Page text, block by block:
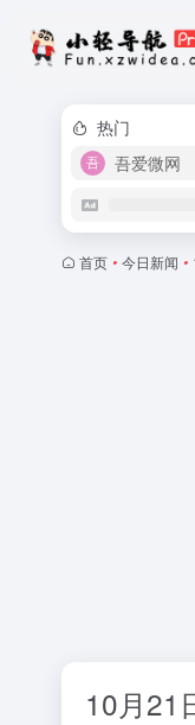
热门
吾爱微网
首页 • 今日新闻 •
10月21